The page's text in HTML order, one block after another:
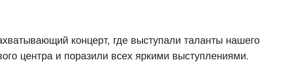
концерт, где выступали таланты нашего
центра и поразили всех яркими выступлениями.